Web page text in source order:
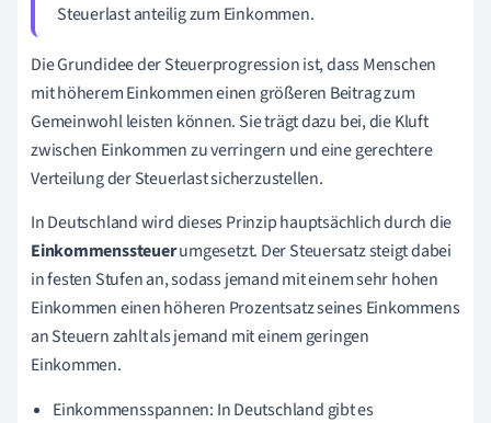
Steuerlast anteilig zum Einkommen.
Die Grundidee der Steuerprogression ist, dass Menschen
mit höherem Einkommen einen größeren Beitrag zum
Gemeinwohl leisten können. Sie trägt dazu bei, die Kluft
zwischen Einkommen zu verringern und eine gerechtere
Verteilung der Steuerlast sicherzustellen.
In Deutschland wird dieses Prinzip hauptsächlich durch die
Einkommenssteuerumgesetzt. Der Steuersatz steigt dabei
in festen Stufen an, sodass jemand mit einem sehr hohen
Einkommen einen höheren Prozentsatz seines Einkommens
an Steuern zahlt als jemand mit einem geringen
Einkommen.
Einkommensspannen: In Deutschland gibt es